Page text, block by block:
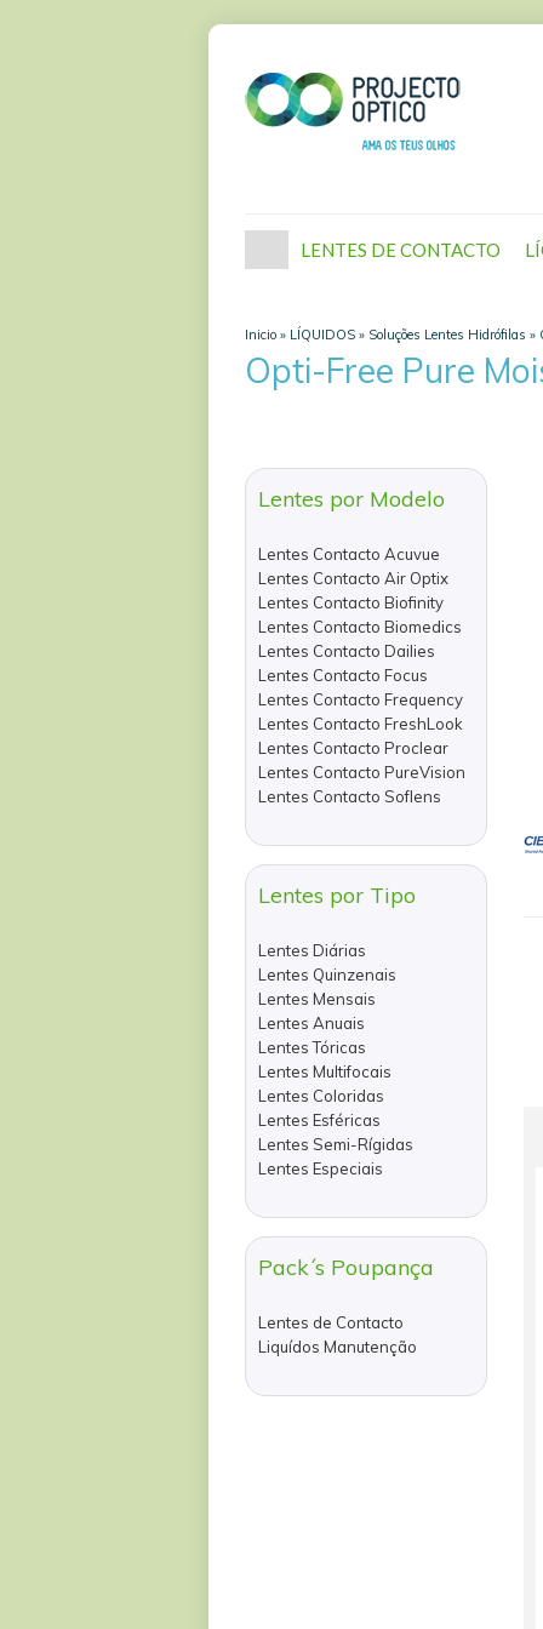
LENTES DE CONTACTO
Inicio » LÍQUIDOS » Soluções Lentes Hidrófilas »
Opti-Free Pure
Lentes por Modelo
Lentes Contacto Acuvue
Lentes Contacto Air Optix
Lentes Contacto Biofinity
Lentes Contacto Biomedics
Lentes Contacto Dailies
Lentes Contacto Focus
Lentes Contacto Frequency
Lentes Contacto FreshLook
Lentes Contacto Proclear
Lentes Contacto PureVision
Lentes Contacto Soflens
Lentes por Tipo
Lentes Diárias
Lentes Quinzenais
Lentes Mensais
Lentes Anuais
Lentes Tóricas
Lentes Multifocais
Lentes Coloridas
Lentes Esféricas
Lentes Semi-Rígidas
Lentes Especiais
Pack´s Poupança
Lentes de Contacto
Liquídos Manutenção